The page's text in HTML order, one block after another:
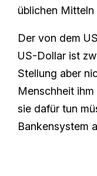
üblichen
Der von dem
US-Dollar ist
Stellung aber
Menschheit
sie dafür tun
Bankensystem